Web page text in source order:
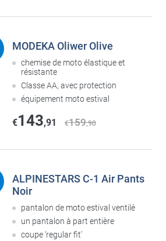
MODEKA Oliwer Olive
chemise de moto élastique et
résistante
Classe AA, avec protection
équipement moto estival
€143,91 €159,90
ALPINESTARS C-1 Air Pants
Noir
pantalon de moto estival ventilé
un pantalon à part entière
coupe ‘regular fit’